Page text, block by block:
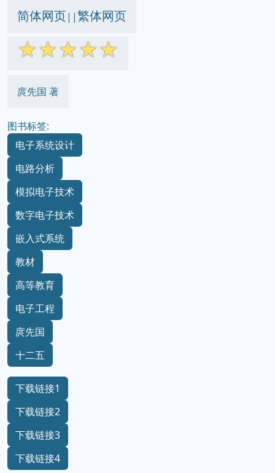
简体网页||繁体网页
☆☆☆☆☆
庹先国 著
图书标签:
电子系统设计
电路分析
模拟电子技术
数字电子技术
嵌入式系统
教材
高等教育
电子工程
庹先国
十二五
下载链接1
下载链接2
下载链接3
下载链接4